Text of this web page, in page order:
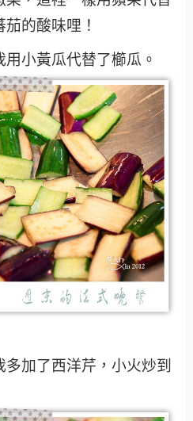
的酸味哩！
小黃瓜代替了櫛瓜。
加了西洋芹，小火炒到